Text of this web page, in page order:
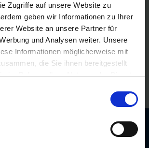
Zugriffe auf unsere Website zu
geben wir Informationen zu Ihrer
Website an unsere Partner für
und Analysen weiter. Unsere
Informationen möglicherweise mit
die Sie ihnen bereitgestellt
im Rahmen Ihrer Nutzung der Dienste
Preise nach Anmeldung
ab 250€
10€ Gutschein